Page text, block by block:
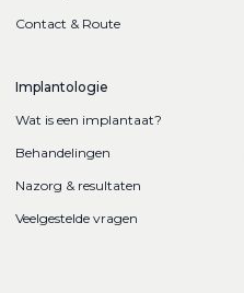
Contact & Route
Implantologie
Wat is een implantaat?
Behandelingen
Nazorg & resultaten
Veelgestelde vragen